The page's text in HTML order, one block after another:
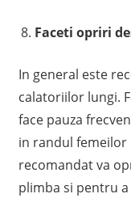
Faceti opriri
In general este
calatoriilor lungi.
face pauza
in randul femeilor
recomandat va
plimba si pentru